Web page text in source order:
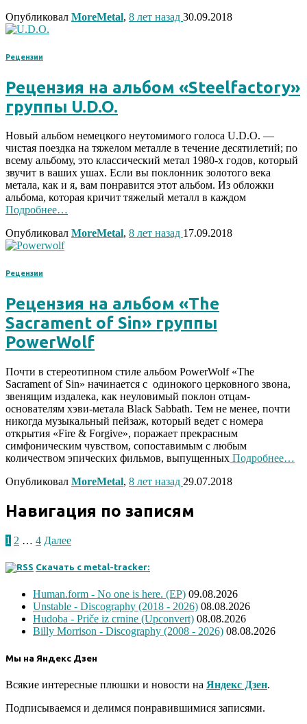
Опубликовал MoreMetal, 8 лет назад 30.09.2018
Рецензии
Рецензия на альбом «Steelfactory»
группы U.D.O.
Новый альбом немецкого неутомимого голоса U.D.O. —
чистая поездка на тяжелом металле в течение десятилетий; по
всему альбому, это классический метал 1980-х годов, который
звучит в ваших ушах. Если вы поклонник золотого века
метала, как и я, вам понравится этот альбом. Из обложки
альбома, которая кричит тяжелый металл в каждом
Подробнее…
Опубликовал MoreMetal, 8 лет назад 17.09.2018
Рецензии
Рецензия на альбом «The
Sacrament of Sin» группы
PowerWolf
Почти в стереотипном стиле альбом PowerWolf «The
Sacrament of Sin» начинается с одинокого церковного звона,
звенящим издалека, как неуловимый поклон отцам-
основателям хэви-метала Black Sabbath. Тем не менее, почти
никогда музыкальный пейзаж, который ведет с номера
открытия «Fire & Forgive», поражает прекрасным
симфоническим чувством, сопоставимым с любым
количеством эпических фильмов, выпущенных Подробнее…
Опубликовал MoreMetal, 8 лет назад 29.07.2018
Навигация по записям
1 2 … 4 Далее
Скачать с metal-tracker:
Human.form - No one is here. (EP) 09.08.2026
Unstable - Discography (2018 - 2026) 08.08.2026
Hudoba - Priče iz crnine (Upconvert) 08.08.2026
Billy Morrison - Discography (2008 - 2026) 08.08.2026
Мы на Яндекс Дзен
Всякие интересные плюшки и новости на Яндекс Дзен.
Подписываемся и делимся понравившимися записями.